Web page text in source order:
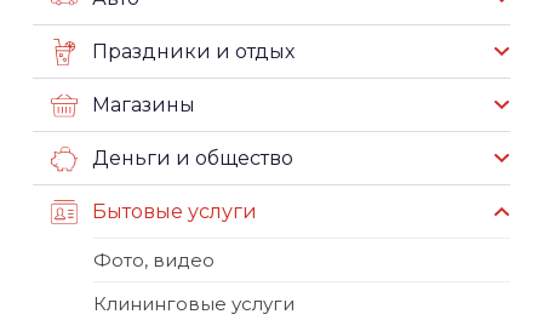
Праздники и отдых
Магазины
Деньги и общество
Бытовые услуги
Фото, видео
Клининговые услуги